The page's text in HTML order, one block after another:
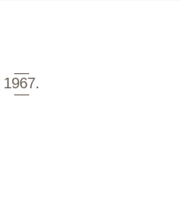
1967.